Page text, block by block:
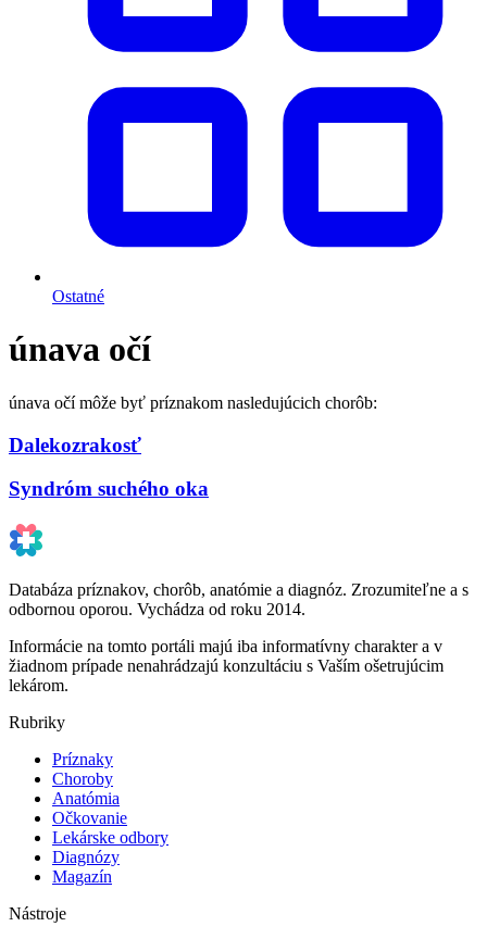
Ostatné
únava očí
únava očí môže byť príznakom nasledujúcich chorôb:
Dalekozrakosť
Syndróm suchého oka
Databáza príznakov, chorôb, anatómie a diagnóz. Zrozumiteľne a s
odbornou oporou. Vychádza od roku 2014.
Informácie na tomto portáli majú iba informatívny charakter a v
žiadnom prípade nenahrádzajú konzultáciu s Vaším ošetrujúcim
lekárom.
Rubriky
Príznaky
Choroby
Anatómia
Očkovanie
Lekárske odbory
Diagnózy
Magazín
Nástroje